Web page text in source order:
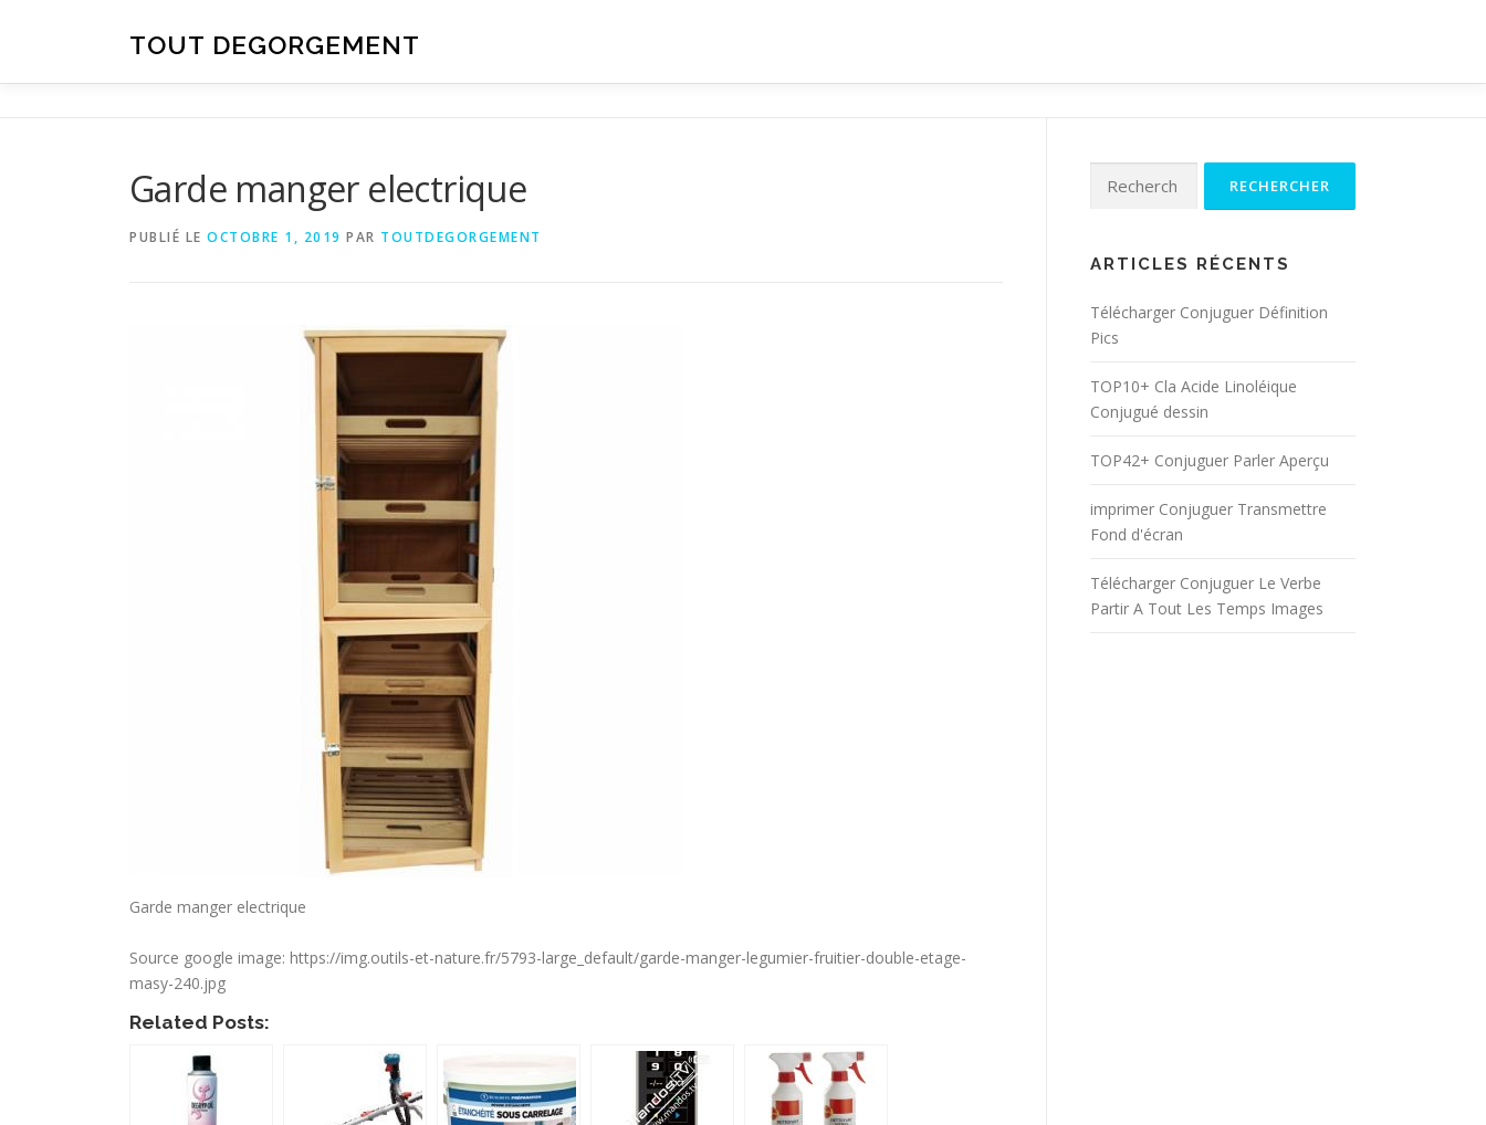
TOUT DEGORGEMENT
Garde manger electrique
PUBLIÉ LE OCTOBRE 1, 2019 PAR TOUTDEGORGEMENT
Garde manger electrique
Source google image: https://img.outils-et-nature.fr/5793-large_default/garde-manger-legumier-fruitier-double-etage-
masy-240.jpg
Related Posts:
Rechercher :
ARTICLES RÉCENTS
Télécharger Conjuguer Définition
Pics
TOP10+ Cla Acide Linoléique
Conjugué dessin
TOP42+ Conjuguer Parler Aperçu
imprimer Conjuguer Transmettre
Fond d'écran
Télécharger Conjuguer Le Verbe
Partir A Tout Les Temps Images